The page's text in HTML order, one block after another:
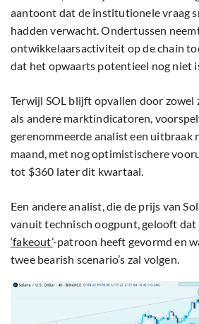
aantoont dat de institutionele vraag
hadden verwacht. Ondertussen
ontwikkelaarsactiviteit op de chain
dat het opwaarts potentieel nog niet
Terwijl SOL blijft opvallen door zowel
als andere marktindicatoren,
gerenommeerde analist een uitbraak
maand, met nog optimistischere
tot $360 later dit kwartaal.
Een andere analist, die de prijs van
vanuit technisch oogpunt, gelooft dat
‘fakeout’-patroon heeft gevormd en
twee bearish scenario’s zal volgen.